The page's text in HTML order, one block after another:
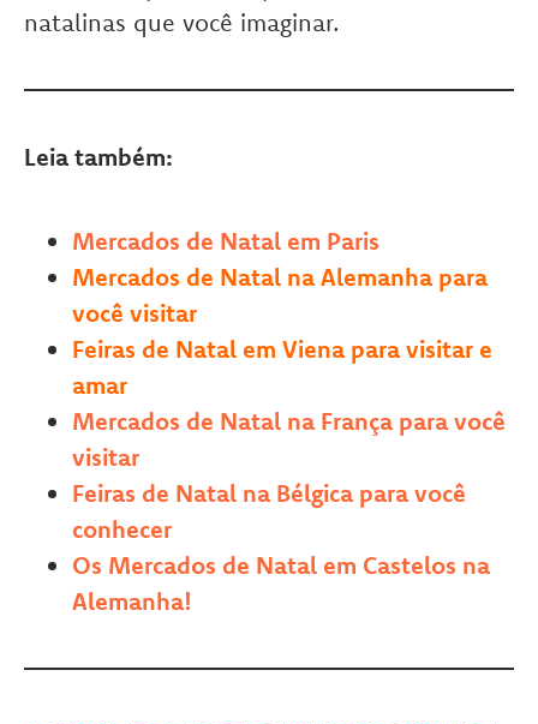
natalinas que você imaginar.
Leia também:
Mercados de Natal em Paris
Mercados de Natal na Alemanha para
você visitar
Feiras de Natal em Viena para visitar e
amar
Mercados de Natal na França para você
visitar
Feiras de Natal na Bélgica para você
conhecer
Os Mercados de Natal em Castelos na
Alemanha!